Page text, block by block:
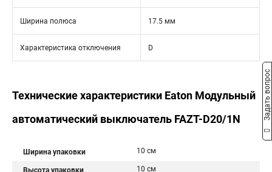
Ширина полюса 17.5 мм
Характеристика отключения D
Технические характеристики Eaton Модульный
автоматический выключатель FAZT-D20/1N
Ширина упаковки 10 см
Высота упаковки 10 см
Задать вопрос